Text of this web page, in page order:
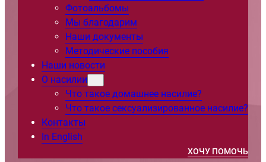
Фотоальбомы
Мы благодарим
Наши документы
Методические пособия
Наши новости
О насилии
Что такое домашнее насилие?
Что такое сексуализированное насилие?
Контакты
In English
ХОЧУ ПОМОЧЬ